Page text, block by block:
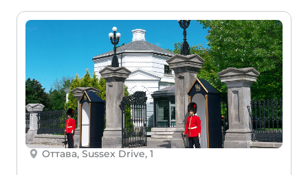
Оттава, Sussex Drive, 1